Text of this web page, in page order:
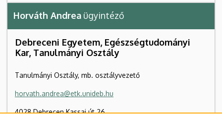
Horváth Andrea ügyintéző
Debreceni Egyetem, Egészségtudományi
Kar, Tanulmányi Osztály
Tanulmányi Osztály, mb. osztályvezető
horvath.andrea@etk.unideb.hu
4028 Debrecen Kassai út 26